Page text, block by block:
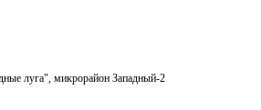
луга", микрорайон Западный-2